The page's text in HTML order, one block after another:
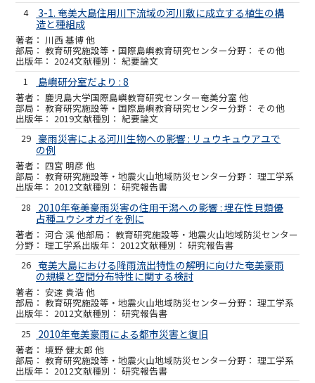
4
3-1. 奄美大島住用川下流域の河川敷に成立する植生の構
造と種組成
川西 基博 他
教育研究施設等・国際島嶼教育研究センター その他
2024
紀要論文
1
島嶼研分室だより : 8
鹿児島大学国際島嶼教育研究センター奄美分室 他
教育研究施設等・国際島嶼教育研究センター その他
2019
紀要論文
29 豪雨災害による河川生物への影響 : リュウキュウアユで
の例
四宮 明彦 他
教育研究施設等・地震火山地域防災センター 理工学系
2012
研究報告書
28
2010年奄美豪雨災害の住用干潟への影響 : 埋在性貝類優
占種ユウシオガイを例に
河合 渓 他 教育研究施設等・地震火山地域防災センター
理工学系 2012
研究報告書
26 奄美大島における降雨流出特性の解明に向けた奄美豪雨
の規模と空間分布特性に関する検討
安達 貴浩 他
教育研究施設等・地震火山地域防災センター 理工学系
2012
研究報告書
25
2010年奄美豪雨による都市災害と復旧
境野 健太郎 他
教育研究施設等・地震火山地域防災センター 理工学系
2012
研究報告書